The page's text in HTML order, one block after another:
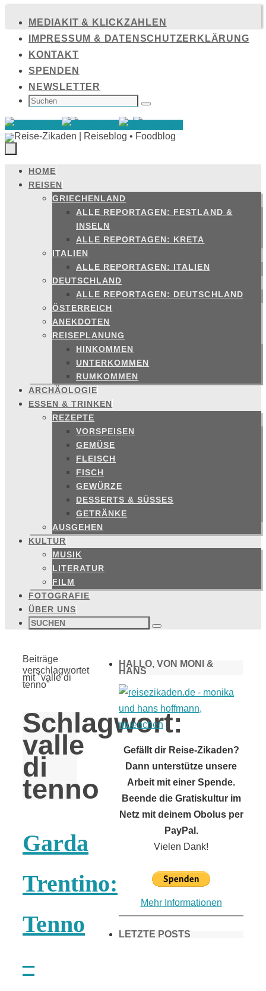
Inhalt
springen
MEDIAKIT & KLICKZAHLEN
IMPRESSUM & DATENSCHUTZERKLÄRUNG
KONTAKT
SPENDEN
NEWSLETTER
SUCHEN
NACH: Suchen
Zum
Inhalt
springen
HOME
REISEN
GRIECHENLAND
ALLE REPORTAGEN: FESTLAND &
INSELN
ALLE REPORTAGEN: KRETA
ITALIEN
ALLE REPORTAGEN: ITALIEN
DEUTSCHLAND
ALLE REPORTAGEN: DEUTSCHLAND
ÖSTERREICH
ANEKDOTEN
REISEPLANUNG
HINKOMMEN
UNTERKOMMEN
RUMKOMMEN
ARCHÄOLOGIE
ESSEN & TRINKEN
REZEPTE
VORSPEISEN
GEMÜSE
FLEISCH
FISCH
GEWÜRZE
DESSERTS & SÜSSES
GETRÄNKE
AUSGEHEN
KULTUR
MUSIK
LITERATUR
FILM
FOTOGRAFIE
ÜBER UNS
Suchen
nach: Suchen
Start
Beiträge
verschlagwortet
mit "valle di
tenno"
Schlagwort:
valle
di
tenno
Garda
Trentino:
Tenno
–
HALLO, VON MONI &
HANS
Gefällt dir Reise-Zikaden?
Dann unterstütze unsere
Arbeit mit einer Spende.
Beende die Gratiskultur im
Netz mit deinem Obolus per
PayPal.
Vielen Dank!
Mehr Informationen
LETZTE POSTS